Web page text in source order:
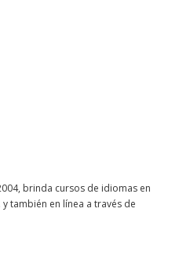
brinda cursos de idiomas en
y también en línea a través de